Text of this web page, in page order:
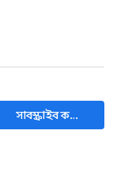
সাবস্ক্রাইব করুন